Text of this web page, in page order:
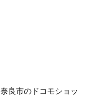
良市のドコモショッ